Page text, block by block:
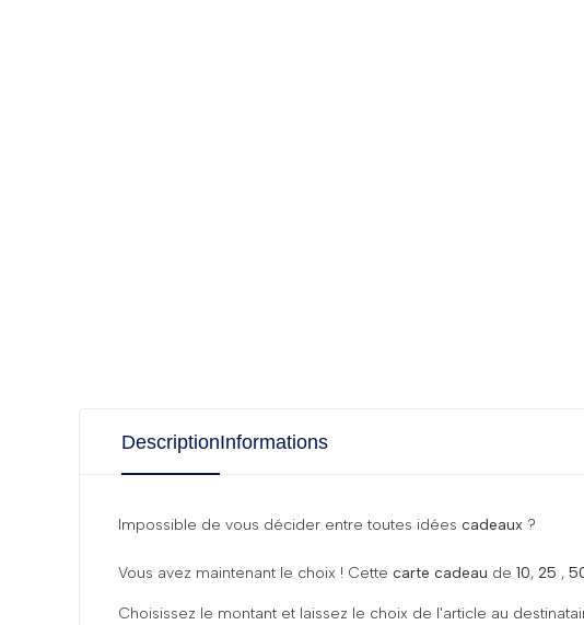
DescriptionInformations
Impossible de vous décider entre toutes idées cadeaux ?
Vous avez maintenant le choix ! Cette carte cadeau de 10, 25 ,
Choisissez le montant et laissez le choix de l'article au